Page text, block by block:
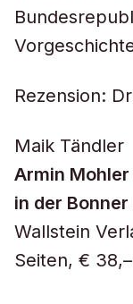
Rezension:
Maik Tändler
Armin
in der
Wallstein
Seiten, € 38,–